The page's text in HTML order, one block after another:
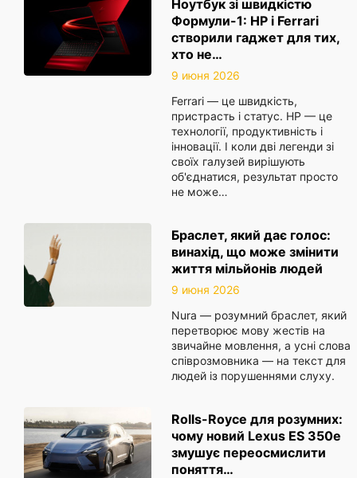
Ноутбук зі швидкістю
Формули-1: HP і Ferrari
створили гаджет для тих,
хто не…
9 июня 2026
Ferrari — це швидкість,
пристрасть і статус. HP — це
технології, продуктивність і
інновації. І коли дві легенди зі
своїх галузей вирішують
об'єднатися, результат просто
не може…
Браслет, який дає голос:
винахід, що може змінити
життя мільйонів людей
9 июня 2026
Nura — розумний браслет, який
перетворює мову жестів на
звичайне мовлення, а усні слова
співрозмовника — на текст для
людей із порушеннями слуху.
Rolls-Royce для розумних:
чому новий Lexus ES 350e
змушує переосмислити
поняття…